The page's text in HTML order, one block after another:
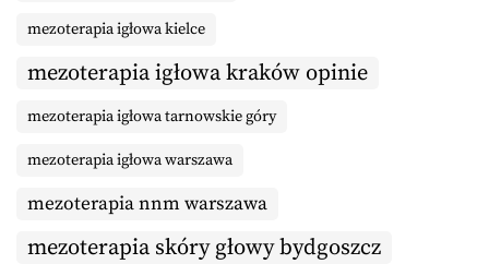
mezoterapia igłowa kielce
mezoterapia igłowa kraków opinie
mezoterapia igłowa tarnowskie góry
mezoterapia igłowa warszawa
mezoterapia nnm warszawa
mezoterapia skóry głowy bydgoszcz